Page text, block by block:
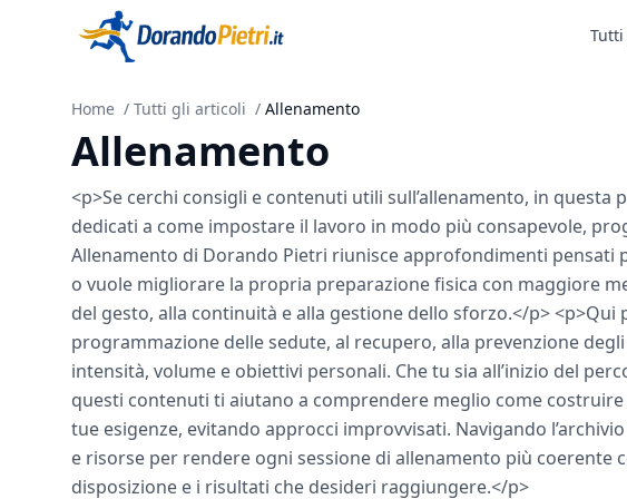
Home / Tutti gli articoli / Allenamento
Allenamento
<p>Se cerchi consigli e contenuti utili sull’allenamento, in
dedicati a come impostare il lavoro in modo più consapevole,
Allenamento di Dorando Pietri riunisce approfondimenti pensati
o vuole migliorare la propria preparazione fisica con maggiore
del gesto, alla continuità e alla gestione dello sforzo.</p>
programmazione delle sedute, al recupero, alla prevenzione
intensità, volume e obiettivi personali. Che tu sia all’inizio del
questi contenuti ti aiutano a comprendere meglio come
tue esigenze, evitando approcci improvvisati. Navigando
e risorse per rendere ogni sessione di allenamento più coerente
disposizione e i risultati che desideri raggiungere.</p>